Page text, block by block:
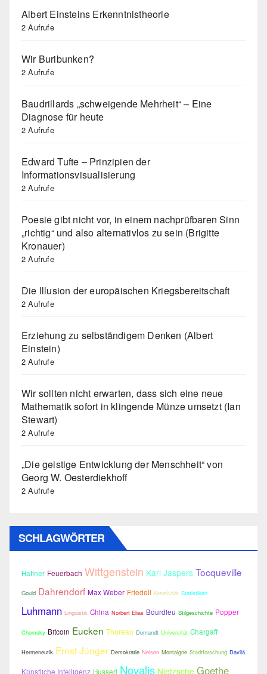
Albert Einsteins Erkenntnistheorie
2 Aufrufe
Wir Buribunken?
2 Aufrufe
Baudrillards „schweigende Mehrheit“ – Eine
Diagnose für heute
2 Aufrufe
Edward Tufte – Prinzipien der
Informationsvisualisierung
2 Aufrufe
Poesie gibt nicht vor, in einem nachprüfbaren Sinn
„richtig“ und also alternativlos zu sein (Brigitte
Kronauer)
2 Aufrufe
Die Illusion der europäischen Kriegsbereitschaft
2 Aufrufe
Erziehung zu selbständigem Denken (Albert
Einstein)
2 Aufrufe
Wir sollten nicht erwarten, dass sich eine neue
Mathematik sofort in klingende Münze umsetzt (Ian
Stewart)
2 Aufrufe
„Die geistige Entwicklung der Menschheit“ von
Georg W. Oesterdiekhoff
2 Aufrufe
SCHLAGWÖRTER
Haffner Feuerbach Wittgenstein Karl Jaspers Tocqueville
Gould Dahrendorf Max Weber Friedell Kreativität Statistiken
Luhmann Linguistik China Norbert Elias Bourdieu Stilgeschichte Popper
Chomsky Bitcoin Eucken Thoreau Demandt Universität Chargaff
Hermeneutik Ernst Jünger Demokratie Nelson Montaigne Stadtforschung Davilá
Künstliche Intelligenz Husserl Novalis Nietzsche Goethe